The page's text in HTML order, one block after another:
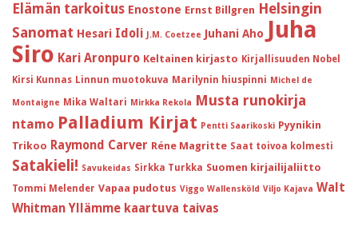
Elämän tarkoitus Enostone Ernst Billgren Helsingin
Sanomat Hesari Idoli J.M. Coetzee Juhani Aho Juha
Siro Kari Aronpuro Keltainen kirjasto Kirjallisuuden Nobel
Kirsi Kunnas Linnun muotokuva Marilynin hiuspinni Michel de
Montaigne Mika Waltari Mirkka Rekola Musta runokirja
ntamo Palladium Kirjat Pentti Saarikoski Pyynikin
Trikoo Raymond Carver Réne Magritte Saat toivoa kolmesti
Satakieli! Savukeidas Sirkka Turkka Suomen kirjailijaliitto
Tommi Melender Vapaa pudotus Viggo Wallensköld Viljo Kajava Walt
Whitman Yllämme kaartuva taivas